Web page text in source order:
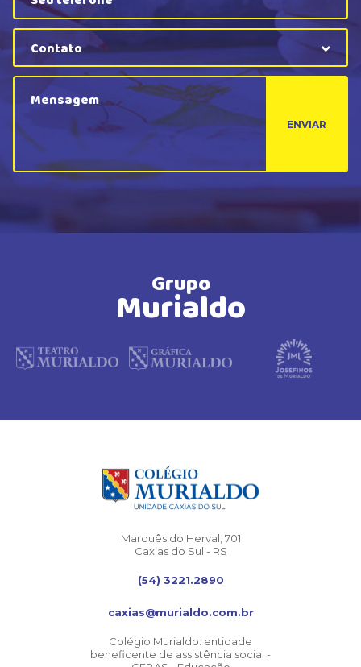
Contato
ENVIAR
Grupo
Murialdo
Marquês do Herval, 701
Caxias do Sul - RS
(54) 3221.2890
caxias@murialdo.com.br
Colégio Murialdo: entidade
beneficente de assistência social -